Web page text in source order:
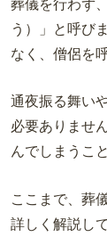
葬儀を行わず
う）」と呼び
なく、僧侶を
通夜振る舞い
必要ありませ
んでしまうこ
ここまで、葬
詳しく解説し